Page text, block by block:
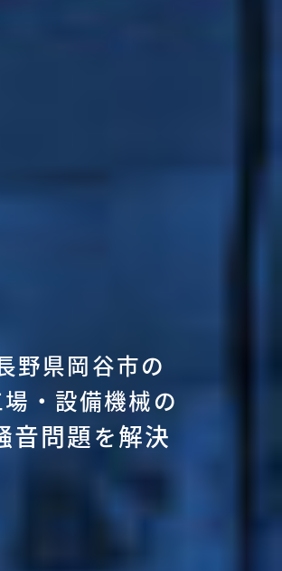
野県岡谷市の
・設備機械の
音問題を解決